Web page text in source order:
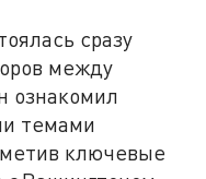
сразу
между
ознакомил
темами
ключевые